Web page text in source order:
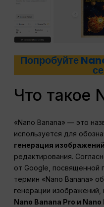
Попробуйте
Что такое
«Nano Banana» — это
используется для
генерация изображений
редактирования.
от Google, посвященной
термин «Nano Banana»
генерации изображений,
Nano Banana Pro и Nano